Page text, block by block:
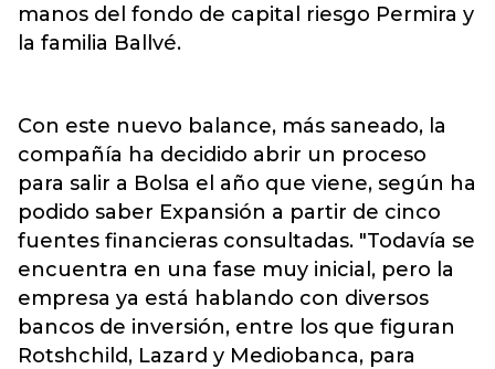
manos del fondo de capital riesgo Permira y
la familia Ballvé.
Con este nuevo balance, más saneado, la
compañía ha decidido abrir un proceso
para salir a Bolsa el año que viene, según ha
podido saber Expansión a partir de cinco
fuentes financieras consultadas. "Todavía se
encuentra en una fase muy inicial, pero la
empresa ya está hablando con diversos
bancos de inversión, entre los que figuran
Rotshchild, Lazard y Mediobanca, para